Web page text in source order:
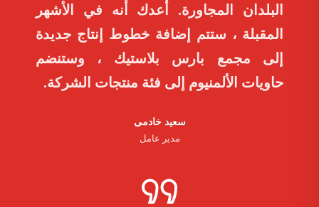
البلدان المجاورة. أعدك أنه في الأشهر
المقبلة ، ستتم إضافة خطوط إنتاج جديدة
إلى مجمع بارس بلاستيك ، وستنضم
حاويات الألمنيوم إلى فئة منتجات الشركة.
سعید خادمی
مدیر عامل